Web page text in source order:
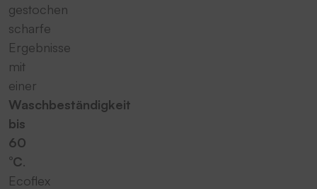
gestochen
scharfe
Ergebnisse
mit
einer
Waschbeständigkeit
bis
60
°C.
Ecoflex